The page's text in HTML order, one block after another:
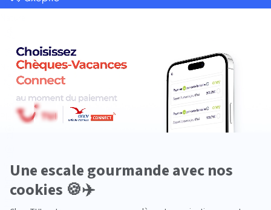
Neige
Plongée
Premium